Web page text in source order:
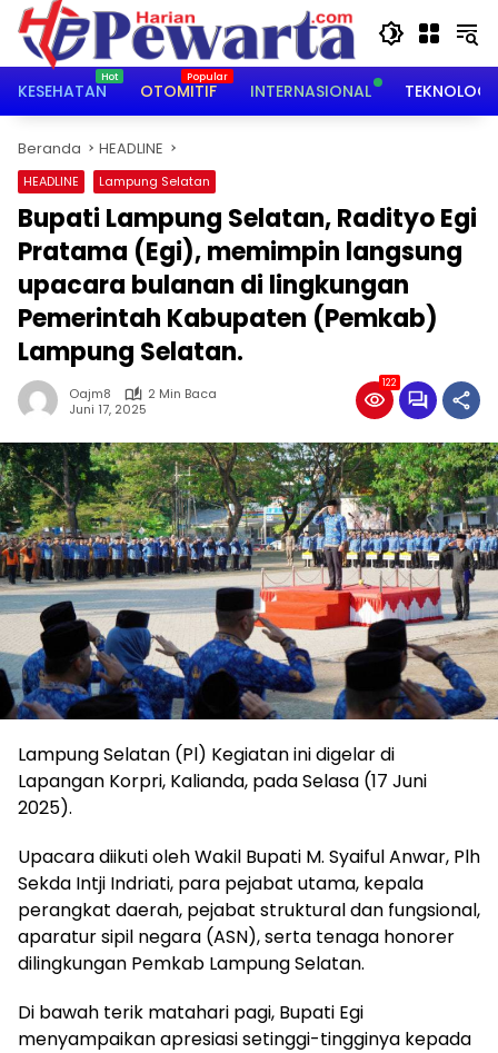
Langsung
konten
KESEHATAN
OTOMITIF INTERNASIONAL TEKNOLOGI
Beranda HEADLINE
HEADLINE Lampung Selatan
Bupati Lampung Selatan, Radityo Egi
Pratama (Egi), memimpin langsung
upacara bulanan di lingkungan
Pemerintah Kabupaten (Pemkab)
Lampung Selatan.
Oajm8
2 Min Baca
Juni 17, 2025
122
Lampung Selatan (Pl) Kegiatan ini digelar di
Lapangan Korpri, Kalianda, pada Selasa (17 Juni
2025).
Upacara diikuti oleh Wakil Bupati M. Syaiful Anwar, Plh
Sekda Intji Indriati, para pejabat utama, kepala
perangkat daerah, pejabat struktural dan fungsional,
aparatur sipil negara (ASN), serta tenaga honorer
dilingkungan Pemkab Lampung Selatan.
Di bawah terik matahari pagi, Bupati Egi
menyampaikan apresiasi setinggi-tingginya kepada